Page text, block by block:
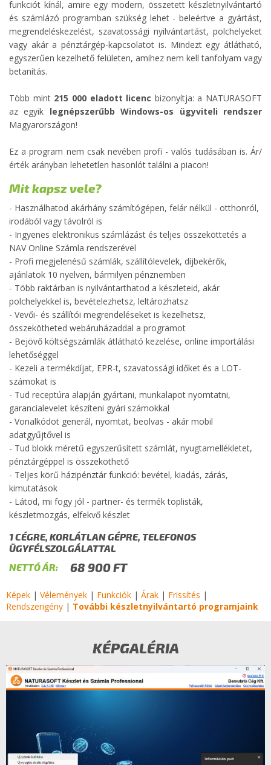
funkciót kínál, amire egy modern, összetett készletnyilvántartó
és számlázó programban szükség lehet - beleértve a gyártást,
megrendeléskezelést, szavatossági nyilvántartást, polchelyeket
vagy akár a pénztárgép-kapcsolatot is. Mindezt egy átlátható,
egyszerűen kezelhető felületen, amihez nem kell tanfolyam vagy
betanítás.
Több mint 215 000 eladott licenc bizonyítja: a NATURASOFT
az egyik legnépszerűbb Windows-os ügyviteli rendszer
Magyarországon!
Ez a program nem csak nevében profi - valós tudásában is. Ár/
érték arányban lehetetlen hasonlót találni a piacon!
Mit kapsz vele?
- Használhatod akárhány számítógépen, felár nélkül - otthonról,
irodából vagy távolról is
- Ingyenes elektronikus számlázást és teljes összeköttetés a
NAV Online Számla rendszerével
- Profi megjelenésű számlák, szállítólevelek, díjbekérők,
ajánlatok 10 nyelven, bármilyen pénznemben
- Több raktárban is nyilvántarthatod a készleteid, akár
polchelyekkel is, bevételezhetsz, leltározhatsz
- Vevői- és szállítói megrendeléseket is kezelhetsz,
összekötheted webáruházaddal a programot
- Bejövő költségszámlák átlátható kezelése, online importálási
lehetőséggel
- Kezeli a termékdíjat, EPR-t, szavatossági időket és a LOT-
számokat is
- Tud receptúra alapján gyártani, munkalapot nyomtatni,
garancialevelet készíteni gyári számokkal
- Vonalkódot generál, nyomtat, beolvas - akár mobil
adatgyűjtővel is
- Tud blokk méretű egyszerűsített számlát, nyugtamellékletet,
pénztárgéppel is összeköthető
- Teljes körű házipénztár funkció: bevétel, kiadás, zárás,
kimutatások
- Látod, mi fogy jól - partner- és termék toplisták,
készletmozgás, elfekvő készlet
1 CÉGRE, KORLÁTLAN GÉPRE, TELEFONOS
ÜGYFÉLSZOLGÁLATTAL
NETTÓ ÁR:
68 900 FT
Képek | Vélemények | Funkciók | Árak | Frissítés |
Rendszerigény | További készletnyilvántartó programjaink
KÉPGALÉRIA